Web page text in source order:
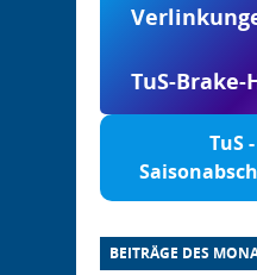
TuS-
TuS
BEITRÄGE DES